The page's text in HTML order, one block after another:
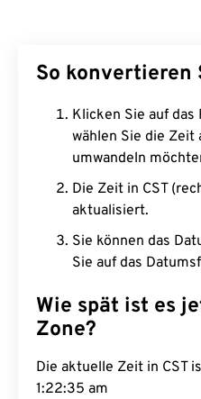
So konvertieren
Klicken Sie auf das
wählen Sie die Zeit
umwandeln
Die Zeit in CST
aktualisiert.
Sie können das
Sie auf das
Wie spät ist es
Zone?
Die aktuelle Zeit in CST
1:22:36 am